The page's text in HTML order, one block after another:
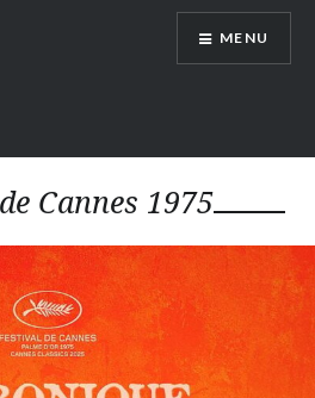
MENU
Cannes 1975